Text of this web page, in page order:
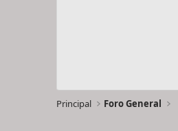
Principal Foro General